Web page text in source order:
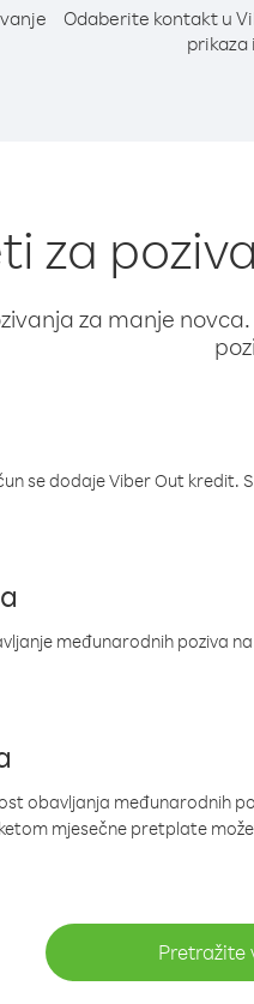
Odaberite kontakt u
za
za manje
se dodaje Viber Out
međunarodnih poziva
obavljanja međunarodnih
mjesečne pretplate
Pretražite